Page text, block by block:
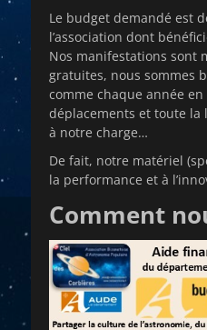
Le budget demandé est
l’association dont
Nos manifestations sont
gratuites, nous sommes
comme chaque année
déplacements et toute la
à notre charge…
De fait, notre matériel
la performance et à
Comment